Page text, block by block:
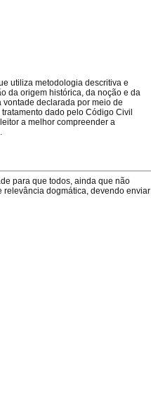
utiliza metodologia descritiva e
da origem histórica, da noção e da
declarada por meio de
dado pelo Código Civil
a melhor compreender a
para que todos, ainda que não
relevância dogmática, devendo enviar